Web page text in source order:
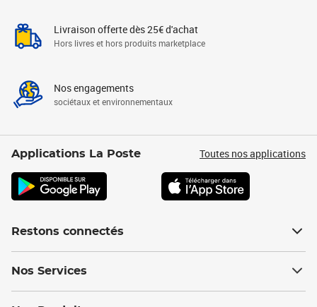
Livraison offerte dès 25€ d'achat
Hors livres et hors produits marketplace
Nos engagements
sociétaux et environnementaux
Applications La Poste Toutes nos applications
Restons connectés
Nos Services